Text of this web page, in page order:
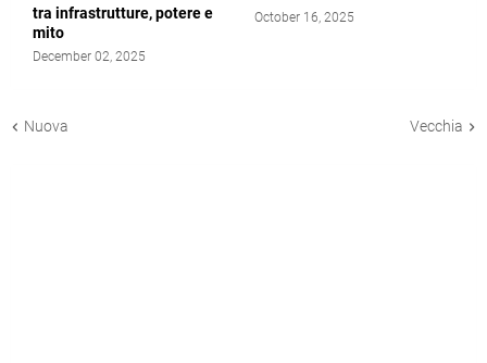
tra infrastrutture, potere e
mito
December 02, 2025
October 16, 2025
Nuova Vecchia